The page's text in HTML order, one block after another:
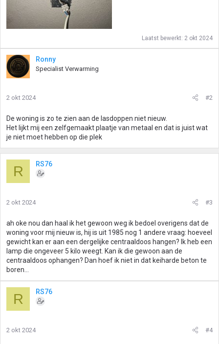
Laatst bewerkt: 2 okt 2024
Ronny
Specialist Verwarming
2 okt 2024 #2
De woning is zo te zien aan de lasdoppen niet nieuw.
Het lijkt mij een zelfgemaakt plaatje van metaal en dat is juist wat
je niet moet hebben op die plek
R RS76
2 okt 2024 #3
ah oke nou dan haal ik het gewoon weg ik bedoel overigens dat de
woning voor mij nieuw is, hij is uit 1985 nog 1 andere vraag: hoeveel
gewicht kan er aan een dergelijke centraaldoos hangen? Ik heb een
lamp die ongeveer 5 kilo weegt. Kan ik die gewoon aan de
centraaldoos ophangen? Dan hoef ik niet in dat keiharde beton te
boren...
R RS76
2 okt 2024 #4